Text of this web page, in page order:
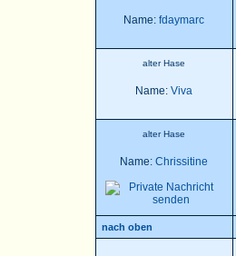
Name: fdaymarc
alter Hase
Name: Viva
alter Hase
Name: Chrissitine
nach oben